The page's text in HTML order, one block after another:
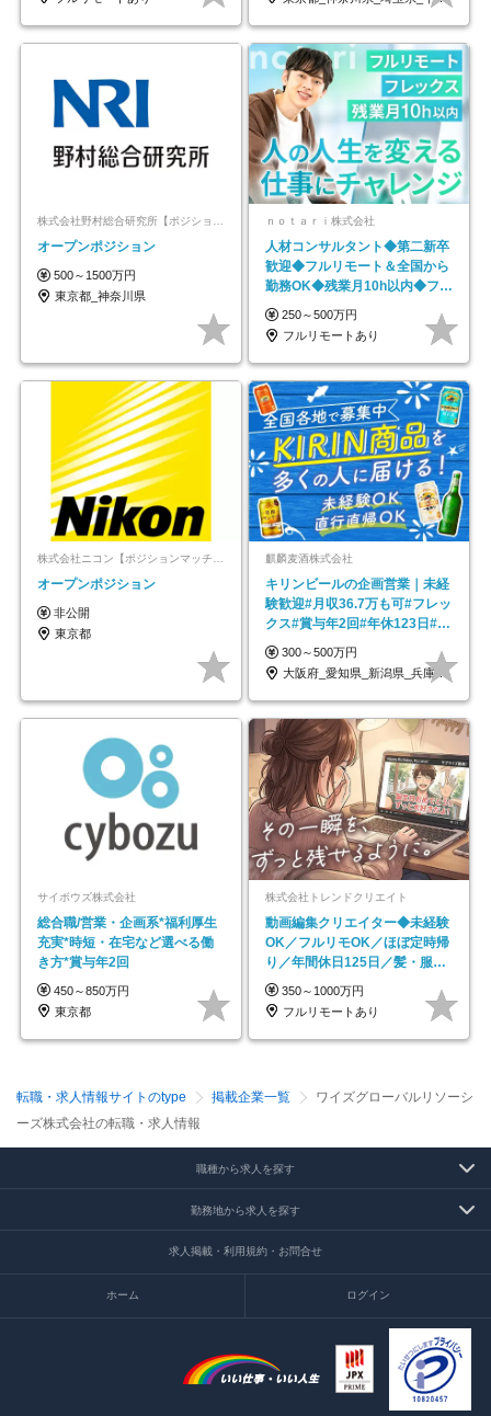
オープンポジション
500～1500万円
東京都_神奈川県
ｎｏｔａｒｉ株式会社
人材コンサルタント◆第二新卒
歓迎◆フルリモート＆全国から
勤務OK◆残業月10h以内◆フレ
ックス制
250～500万円
フルリモートあり
株式会社ニコン【ポジションマッチ登録】
オープンポジション
非公開
東京都
麒麟麦酒株式会社
キリンビールの企画営業｜未経
験歓迎#月収36.7万も可#フレッ
クス#賞与年2回#年休123日#完
全週休2日制
300～500万円
大阪府_愛知県_新潟県_兵庫県_福岡県
サイボウズ株式会社
総合職/営業・企画系*福利厚生
充実*時短・在宅など選べる働
き方*賞与年2回
450～850万円
東京都
株式会社トレンドクリエイト
動画編集クリエイター◆未経験
OK／フルリモOK／ほぼ定時帰
り／年間休日125日／髪・服・
ネイル自由／副業OK
350～1000万円
フルリモートあり
転職・求人情報サイトのtype 掲載企業一覧
ワイズグローバルリソーシ
ーズ株式会社の転職・求人情報
職種から求人を探す
勤務地から求人を探す
求人掲載・利用規約・お問合せ
ホーム ログイン